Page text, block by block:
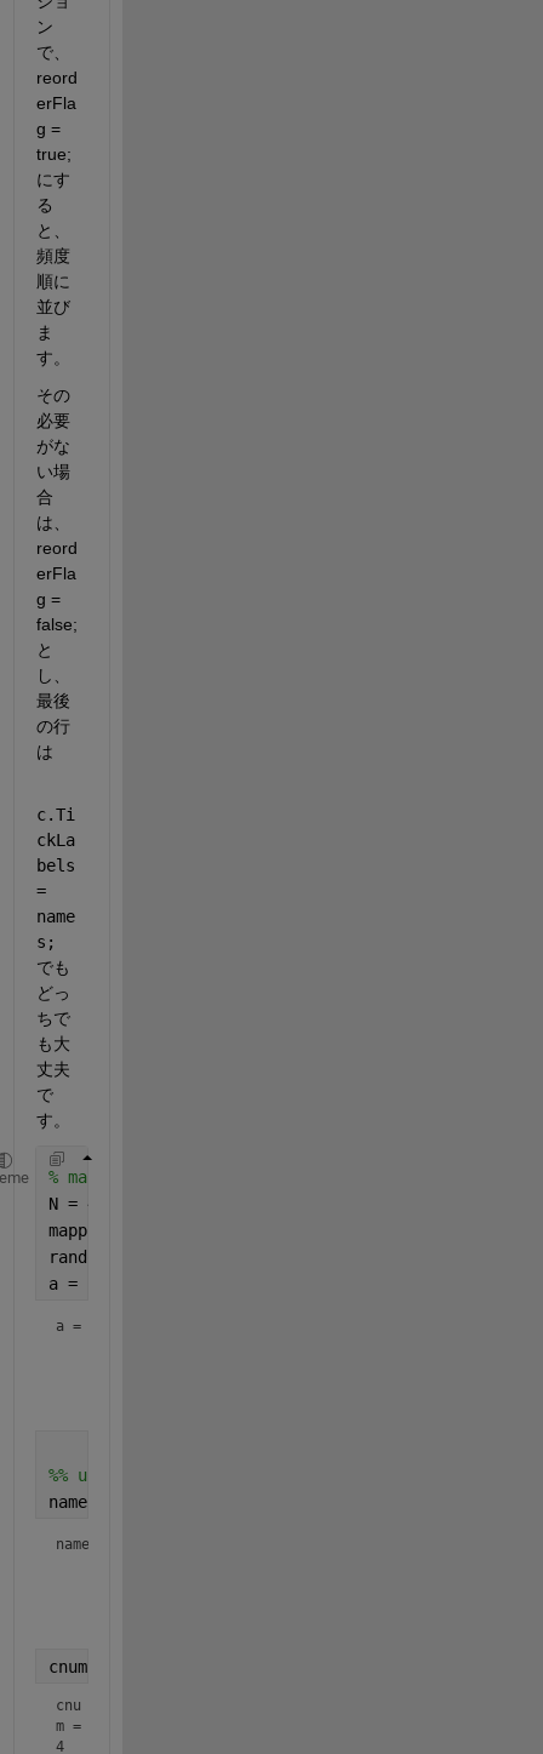
ン
で、
reord
erFla
g =
true;
にす
る
と、
頻度
順に
並び
ま
す。
その
必要
がな
い場
合
は、
reord
erFla
g =
false;
と
し、
最後
の行
は
c.Ti
ckLa
bels
=
name
s;
でも
どっ
ちで
も大
丈夫
で
す。
% make test cell array
N = 4;
mapping = {
randomData = randi([0, size(mapping,2)-1], N, N);
a = cellfun(@(x) mapping{x + 1},
a =
%% using a-array only
names = unique(a)
names =
cnum = size(names, 1)
cnu
m =
4